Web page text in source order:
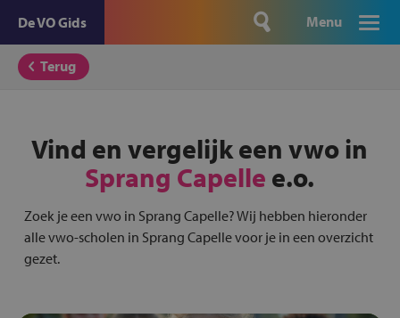
De VO Gids Menu
Terug
Vind en vergelijk een vwo in
Sprang Capelle e.o.
Zoek je een vwo in Sprang Capelle? Wij hebben hieronder
alle vwo-scholen in Sprang Capelle voor je in een overzicht
gezet.